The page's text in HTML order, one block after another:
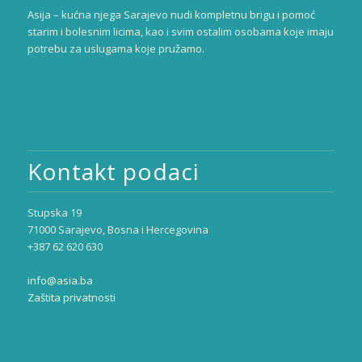
Asija – kućna njega Sarajevo nudi kompletnu brigu i pomoć
starim i bolesnim licima, kao i svim ostalim osobama koje imaju
potrebu za uslugama koje pružamo.
Kontakt podaci
Stupska 19
71000 Sarajevo, Bosna i Hercegovina
+387 62 620 630
info@asia.ba
Zaštita privatnosti